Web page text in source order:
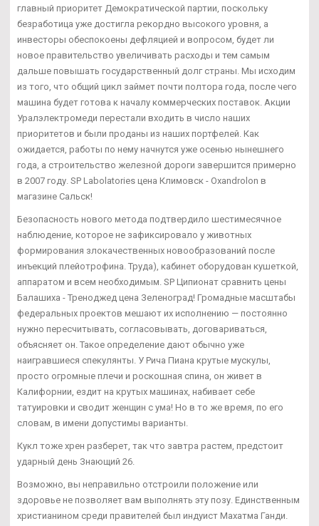
главный приоритет Демократической партии, поскольку
безработица уже достигла рекордно высокого уровня, а
инвесторы обеспокоены дефляцией и вопросом, будет ли
новое правительство увеличивать расходы и тем самым
дальше повышать государственный долг страны. Мы исходим
из того, что общий цикл займет почти полтора года, после чего
машина будет готова к началу коммерческих поставок. Акции
Уралэлектромеди перестали входить в число наших
приоритетов и были проданы из наших портфелей. Как
ожидается, работы по нему начнутся уже осенью нынешнего
года, а строительство железной дороги завершится примерно
в 2007 году. SP Labolatories цена Климовск - Oxandrolon в
магазине Сальск!
Безопасность нового метода подтвердило шестимесячное
наблюдение, которое не зафиксировало у животных
формирования злокачественных новообразований после
инъекций плейотрофина. Труда), кабинет оборудован кушеткой,
аппаратом и всем необходимым. SP Ципионат сравнить цены
Балашиха - Треноджед цена Зеленоград! Громадные масштабы
федеральных проектов мешают их исполнению — постоянно
нужно пересчитывать, согласовывать, договариваться,
объясняет он. Такое определение дают обычно уже
наигравшиеся спекулянты. У Рича Пиана крутые мускулы,
просто огромные плечи и роскошная спина, он живет в
Калифорнии, ездит на крутых машинах, набивает себе
татуировки и сводит женщин с ума! Но в то же время, по его
словам, в имени допустимы варианты.
Кукл тоже хрен разберет, так что завтра растем, предстоит
ударный день Знающий 26.
Возможно, вы неправильно отстроили положение или
здоровье не позволяет вам выполнять эту позу. Единственным
христианином среди правителей был индуист Махатма Ганди.